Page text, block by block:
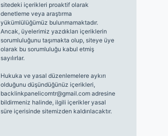
sitedeki içerikleri proaktif olarak
denetleme veya araştırma
yükümlülüğümüz bulunmamaktadır.
Ancak, üyelerimiz yazdıkları içeriklerin
sorumluluğunu taşımakta olup, siteye üye
olarak bu sorumluluğu kabul etmiş
sayılırlar.
Hukuka ve yasal düzenlemelere aykırı
olduğunu düşündüğünüz içerikleri,
backlinkpanelicomtr@gmail.comadresine
bildirmeniz halinde, ilgili içerikler yasal
süre içerisinde sitemizden kaldırılacaktır.